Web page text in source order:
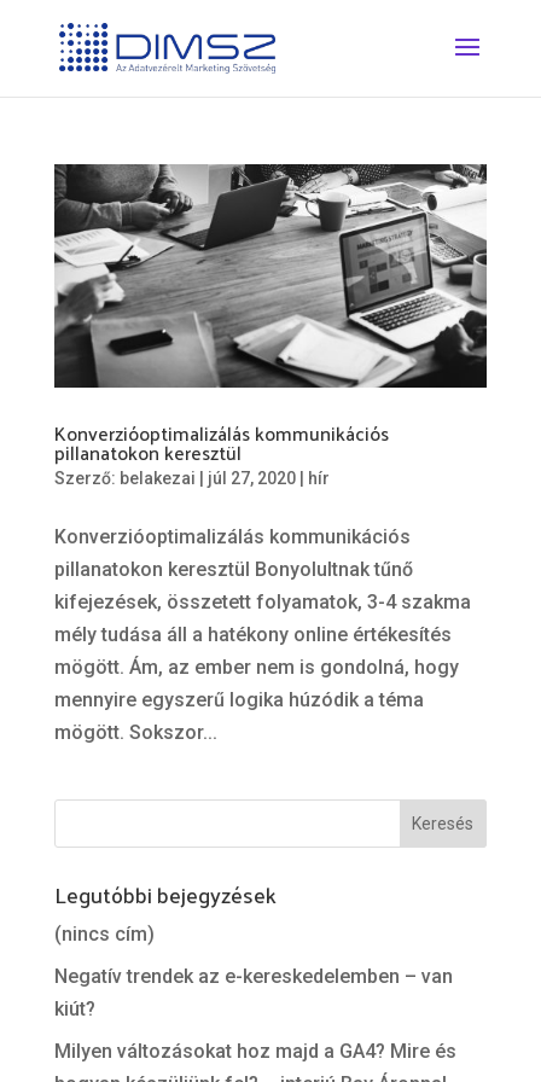
Konverzióoptimalizálás kommunikációs
pillanatokon keresztül
Szerző: belakezai júl 27, 2020| hír
Konverzióoptimalizálás kommunikációs
pillanatokon keresztül Bonyolultnak tűnő
kifejezések, összetett folyamatok, 3-4 szakma
mély tudása áll a hatékony online értékesítés
mögött. Ám, az ember nem is gondolná, hogy
mennyire egyszerű logika húzódik a téma
mögött. Sokszor...
Legutóbbi bejegyzések
(nincs cím)
Negatív trendek az e-kereskedelemben – van
kiút?
Milyen változásokat hoz majd a GA4? Mire és